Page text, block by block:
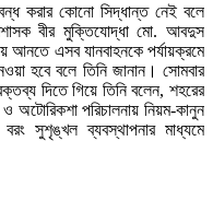
করার কোনো সিদ্ধান্ত নেই বলে
বীর মুক্তিযোদ্ধা মো. আবদুস
আনতে এসব যানবাহনকে পর্যায়ক্রমে
হবে বলে তিনি জানান। সোমবার
দিতে গিয়ে তিনি বলেন, শহরের
অটোরিকশা পরিচালনায় নিয়ম-কানুন
সুশৃঙ্খল ব্যবস্থাপনার মাধ্যমে